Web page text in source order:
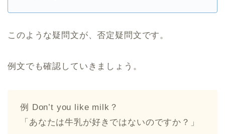
このような疑問文が、否定疑問文です。
例文でも確認していきましょう。
例 Don’t you like milk？
「あなたは牛乳が好きではないのですか？」